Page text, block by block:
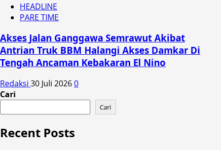
HEADLINE
PARE TIME
Akses Jalan Ganggawa Semrawut Akibat
Antrian Truk BBM Halangi Akses Damkar Di
Tengah Ancaman Kebakaran El Nino
Redaksi 30 Juli 20260
Cari
Cari
Recent Posts